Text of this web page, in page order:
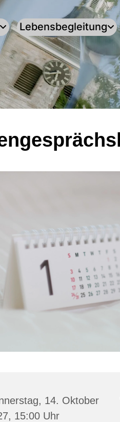
Lebensbegleitung
14. Oktober
15:00 Uhr